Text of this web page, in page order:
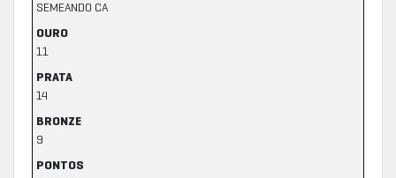
SEMEANDO CA
OURO
11
PRATA
14
BRONZE
9
PONTOS